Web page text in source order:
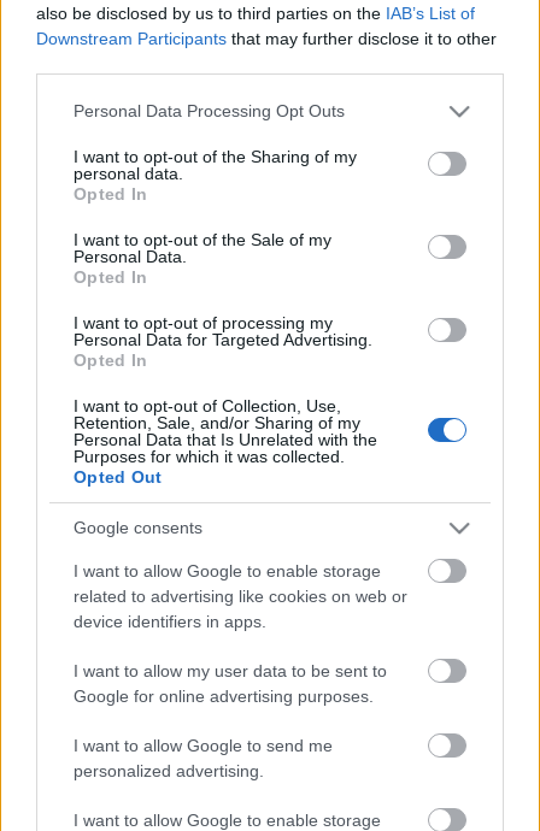
also be disclosed by us to third parties on the IAB’s List of
Downstream Participants that may further disclose it to other
Please note that this website/app uses one or more Google
not limited to your visit or usage behaviour. You may click to
grant or deny consent to Google and its third-party tags to
use your data for below specified purposes in below Google
consent section.
Personal Data Processing Opt Outs
I want to opt-out of the Sharing of my
personal data.
Opted In
I want to opt-out of the Sale of my
Personal Data.
Opted In
I want to opt-out of processing my
Personal Data for Targeted Advertising.
Opted In
I want to opt-out of Collection, Use,
Retention, Sale, and/or Sharing of my
Personal Data that Is Unrelated with the
Purposes for which it was collected.
Opted Out
Google consents
I want to allow Google to enable storage
related to advertising like cookies on web or
device identifiers in apps.
I want to allow my user data to be sent to
Google for online advertising purposes.
I want to allow Google to send me
personalized advertising.
I want to allow Google to enable storage
podcastepizódjai minden fontosabb podcast
applikációban elérhetőek, de aSpotify-on, azAnchoron
és aziTuneson is fel lehet ránk iratkozni. (Ugyanitt
köszönettel várjuk a szöveges értékeléseket.) A podcast
saját Facebook-oldalaitt érhető el. Az adás korlátozott
ideig innenle is tölthető.
Címkék:podcast
mindenre
filmvilág podcast friedkin-sorozat
Ajánlott bejegyzések:
#202 – Odüsszeia, Iphigenia, The Return
#199 - Backrooms, Megszállottság, Kill
előnyben
Kistotál: Filmreform és unortodox
vetítésélmények